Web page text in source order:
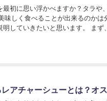
初に思い浮かべますか？タラや
味しく食べることが出来るのかは
いきたいと思います。 まず、白子って
アチャーシューとは？オ